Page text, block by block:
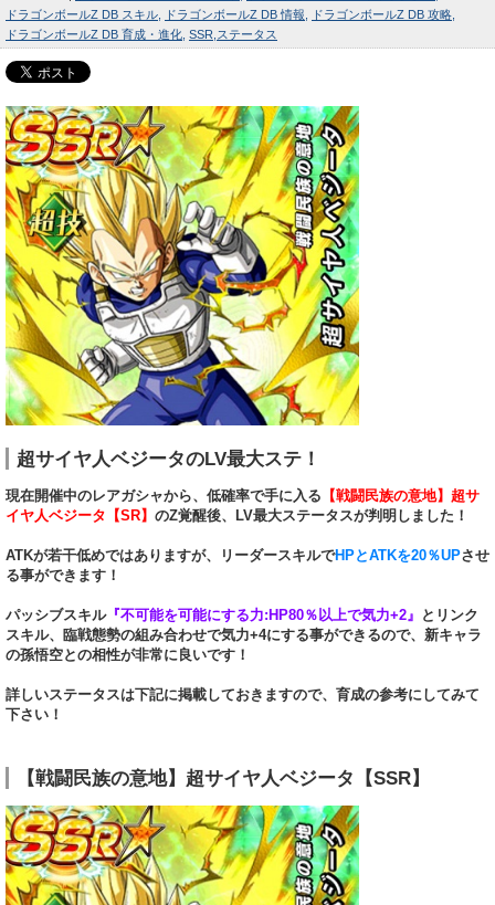
ドラゴンボールZ DB スキル
ドラゴンボールZ DB 情報
ドラゴンボールZ DB 攻略
ドラゴンボールZ DB 育成・進化 SSR ステータス
超サイヤ人ベジータのLV最大ステ！
現在開催中のレアガシャから、低確率で手に入る 【戦闘民族の意地】超サ
イヤ人ベジータ【SR】 のZ覚醒後、LV最大ステータスが判明しました！
ATKが若干低めではありますが、リーダースキルでHPとATKを20％UPさせ
る事ができます！
パッシブスキル『不可能を可能にする力:HP80％以上で気力+2』 とリンク
スキル、臨戦態勢の組み合わせで気力+4にする事ができるので、新キャラ
の孫悟空との相性が非常に良いです！
詳しいステータスは下記に掲載しておきますので、育成の参考にしてみて
下さい！
【戦闘民族の意地】超サイヤ人ベジータ【SSR】